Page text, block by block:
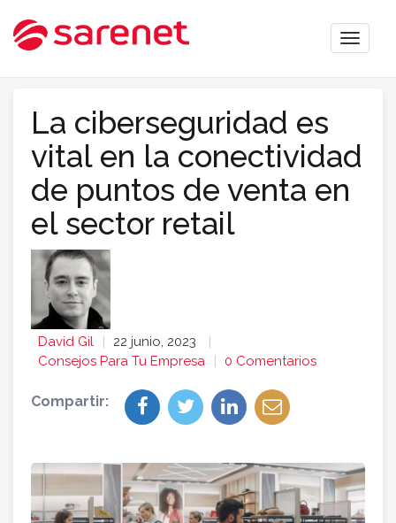
Toggle
La ciberseguridad es
vital en la conectividad
de puntos de venta en
el sector retail
David Gil
22 junio, 2023
Consejos Para Tu Empresa
0 Comentarios
Compartir: